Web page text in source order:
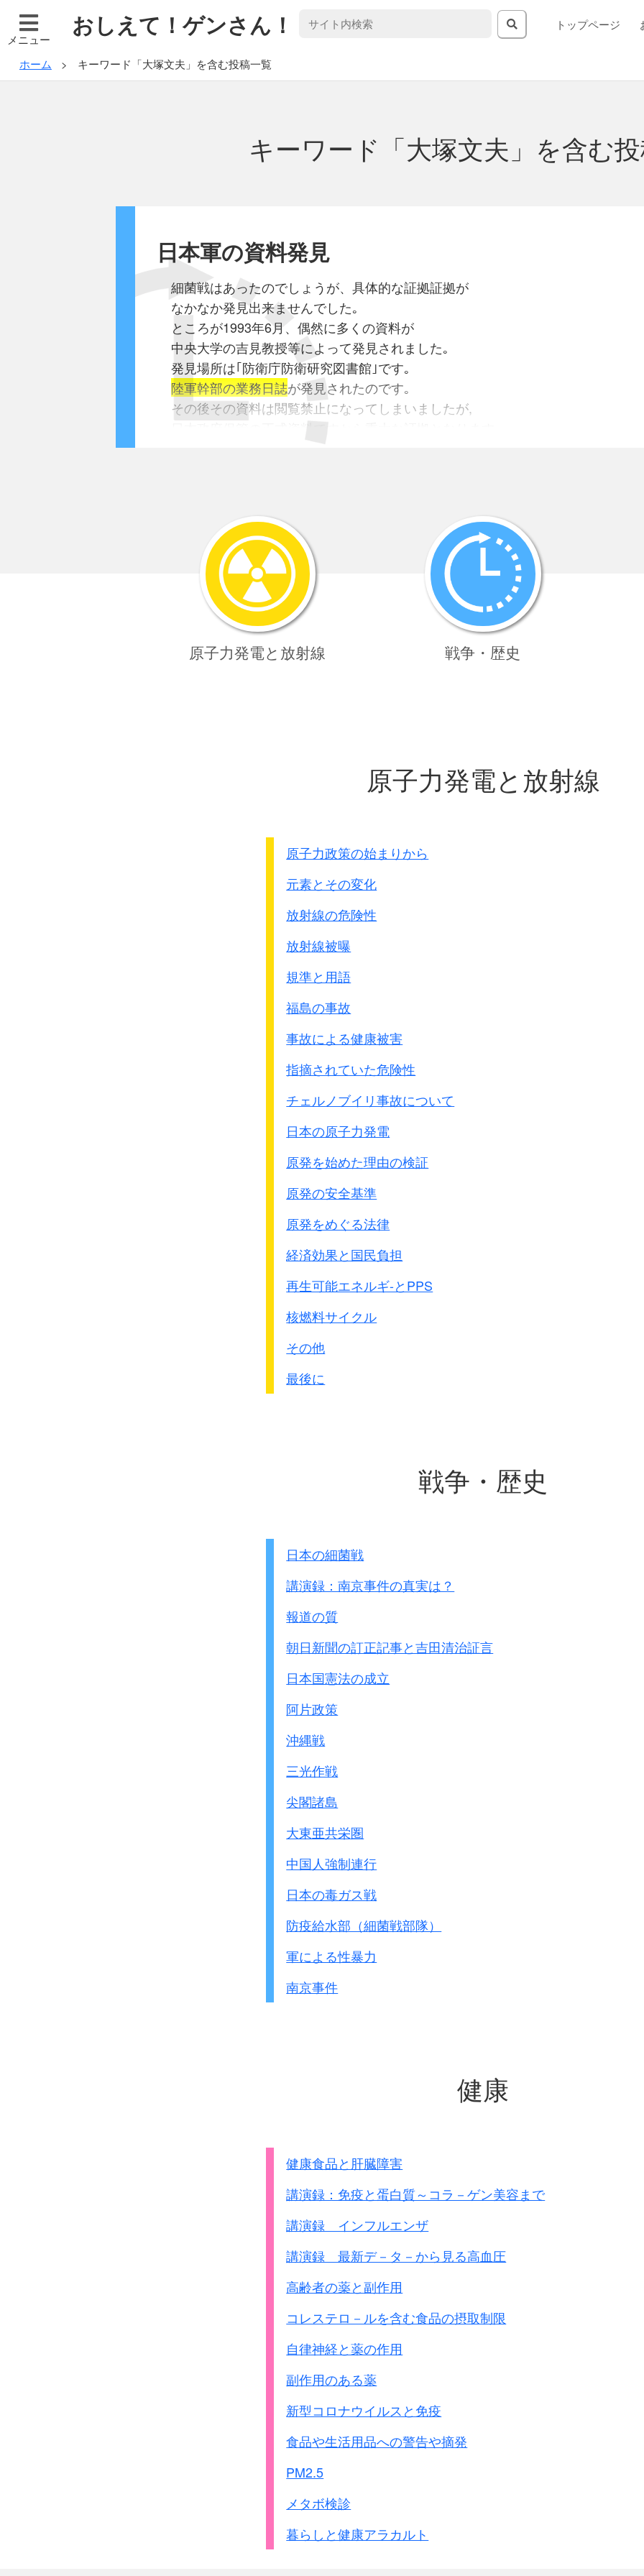
メニュー おしえて！ゲンさん！ トップページ
ホーム キーワード「大塚文夫」を含む投稿一覧
キーワード「大塚文夫」を含む
日本軍の資料発見
細菌戦はあったのでしょうが、具体的な証拠証拠が
なかなか発見出来ませんでした｡
ところが1993年6月、偶然に多くの資料が
中央大学の吉見教授等によって発見されました｡
発見場所は｢防衛庁防衛研究図書館｣です｡
陸軍幹部の業務日誌が発見されたのです｡
その後その資料は閲覧禁止になってしまいましたが,
1940年9月～1942年12月、参謀本部作戦課員
●陸軍省医務局医事課 金原節三大佐の
陸軍省業務日誌摘録 35冊
1937年8月から陸軍省医務局医事課員
1941年11月から同医事課長
● 同上 大塚文夫大佐の備忘録 13冊
金原大佐の後任として1943年9月、医事課長就任
します。
原子力発電と放射線 戦争・歴史
原子力発電と放射線
原子力政策の始まりから
元素とその変化
放射線の危険性
放射線被曝
規準と用語
福島の事故
事故による健康被害
指摘されていた危険性
チェルノブイリ事故について
日本の原子力発電
原発を始めた理由の検証
原発の安全基準
原発をめぐる法律
経済効果と国民負担
再生可能エネルギ-とPPS
核燃料サイクル
その他
最後に
戦争・歴史
日本の細菌戦
講演録：南京事件の真実は？
報道の質
朝日新聞の訂正記事と吉田清治証言
日本国憲法の成立
阿片政策
沖縄戦
三光作戦
尖閣諸島
大東亜共栄圏
中国人強制連行
日本の毒ガス戦
防疫給水部（細菌戦部隊）
軍による性暴力
南京事件
健康
健康食品と肝臓障害
講演録：免疫と蛋白質～コラ－ゲン美容まで
講演録 インフルエンザ
講演録 最新デ－タ－から見る高血圧
高齢者の薬と副作用
コレステロ－ルを含む食品の摂取制限
自律神経と薬の作用
副作用のある薬
新型コロナウイルスと免疫
食品や生活用品への警告や摘発
PM2.5
メタボ検診
暮らしと健康アラカルト